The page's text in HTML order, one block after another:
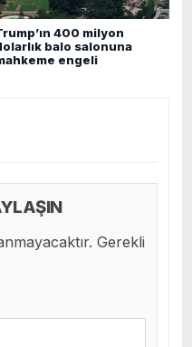
400 milyon
balo salonuna
engeli
Gerekli